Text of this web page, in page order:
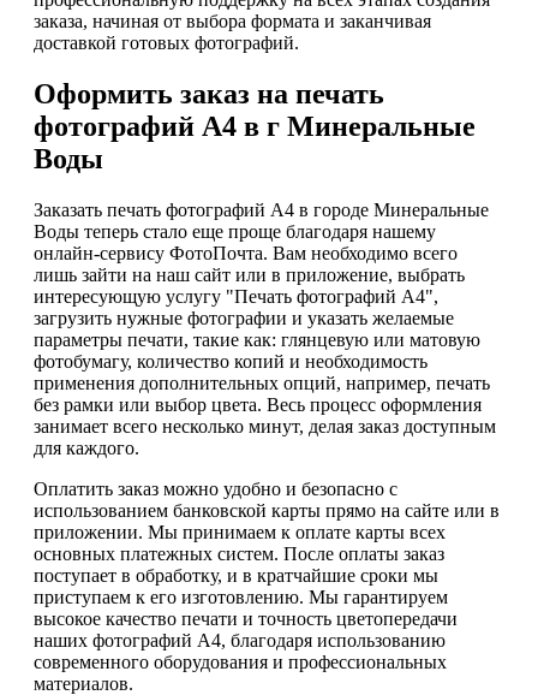
заказа, начиная от выбора формата и заканчивая
доставкой готовых фотографий.
Оформить заказ на печать
фотографий А4 в г Минеральные
Воды
Заказать печать фотографий А4 в городе Минеральные
Воды теперь стало еще проще благодаря нашему
онлайн-сервису ФотоПочта. Вам необходимо всего
лишь зайти на наш сайт или в приложение, выбрать
интересующую услугу "Печать фотографий А4",
загрузить нужные фотографии и указать желаемые
параметры печати, такие как: глянцевую или матовую
фотобумагу, количество копий и необходимость
применения дополнительных опций, например, печать
без рамки или выбор цвета. Весь процесс оформления
занимает всего несколько минут, делая заказ доступным
для каждого.
Оплатить заказ можно удобно и безопасно с
использованием банковской карты прямо на сайте или в
приложении. Мы принимаем к оплате карты всех
основных платежных систем. После оплаты заказ
поступает в обработку, и в кратчайшие сроки мы
приступаем к его изготовлению. Мы гарантируем
высокое качество печати и точность цветопередачи
наших фотографий А4, благодаря использованию
современного оборудования и профессиональных
материалов.